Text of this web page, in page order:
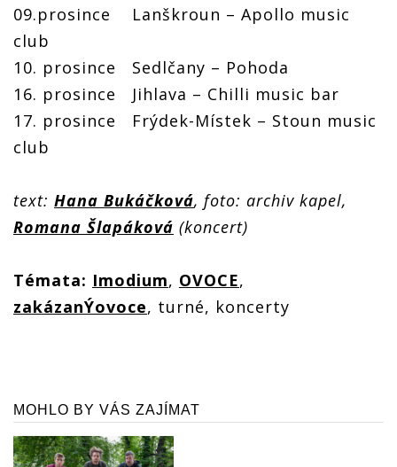
09.prosince Lanškroun – Apollo music
club
10. prosince Sedlčany – Pohoda
16. prosince Jihlava – Chilli music bar
17. prosince Frýdek-Místek – Stoun music
club
text: Hana Bukáčková, foto: archiv kapel,
Romana Šlapáková (koncert)
Témata: Imodium, OVOCE,
zakázanÝovoce, turné, koncerty
MOHLO BY VÁS ZAJÍMAT